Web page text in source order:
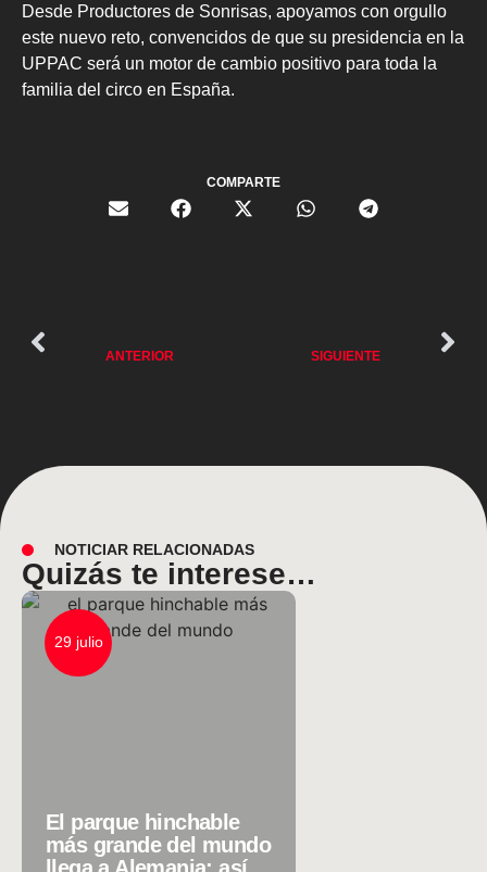
Desde Productores de Sonrisas, apoyamos con orgullo
este nuevo reto, convencidos de que su presidencia en la
UPPAC será un motor de cambio positivo para toda la
familia del circo en España.
COMPARTE
ANTERIOR SIGUIENTE
NOTICIAR RELACIONADAS
Quizás te interese…
El parque hinchable
más grande del mundo
29 julio